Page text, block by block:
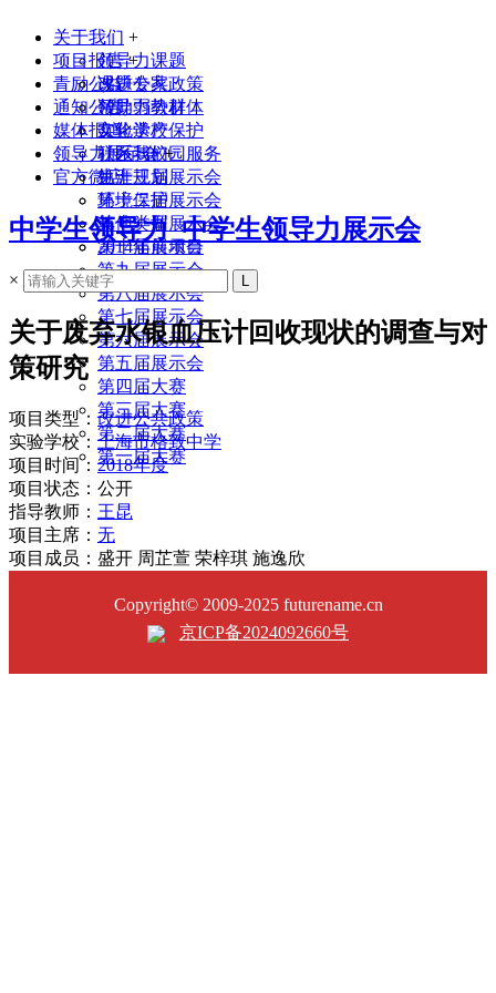
关于我们 +
领导力课题
课题专家
领导力教材
实验学校
联系我们
项目报告 +
改进公共政策
帮助弱势群体
文化遗产保护
社区与校园服务
生涯规划
环境保护
其他类型
2014年前项目
青励公益
通知公告
媒体报道
领导力展示会 +
第十三届展示会
第十二届展示会
第十一届展示会
第十届展示会
第九届展示会
第八届展示会
第七届展示会
第六届展示会
第五届展示会
第四届大赛
第三届大赛
第二届大赛
第一届大赛
官方微店
中学生领导力_中学生领导力展示会
×
关于废弃水银血压计回收现状的调查与对
策研究
项目类型： 改进公共政策
实验学校： 上海市格致中学
项目时间： 2018年度
项目状态：公开
指导教师： 王昆
项目主席： 无
项目成员：盛开 周芷萱 荣梓琪 施逸欣
Copyright© 2009-2025 futurename.cn
京ICP备2024092660号